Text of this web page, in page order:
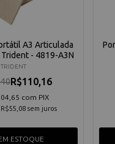
A3 Articulada
- 4819-A3N
TRIDENT
R$110,16
com PIX
R$55,08 sem juros
ESTOQUE